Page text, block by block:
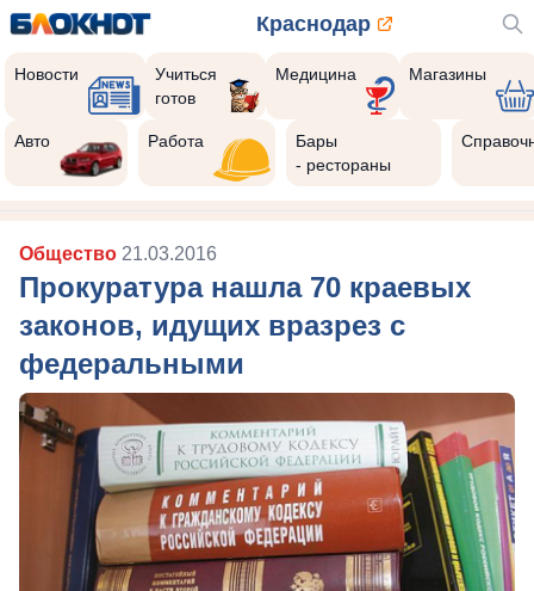
Краснодар
Новости
Учиться
готов
Медицина Магазины
Авто Работа
Бары
- рестораны
Общество 21.03.2016
Прокуратура нашла 70 краевых
законов, идущих вразрез с
федеральными